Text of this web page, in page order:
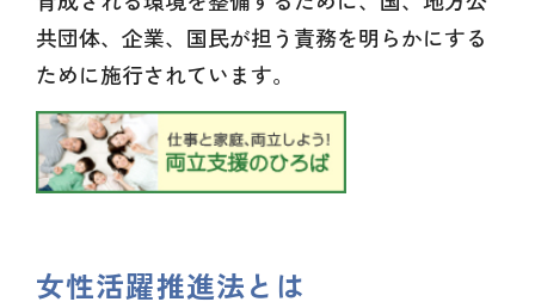
共団体、企業、国民が担う責務を明らかにする
ために施行されています。
女性活躍推進法とは